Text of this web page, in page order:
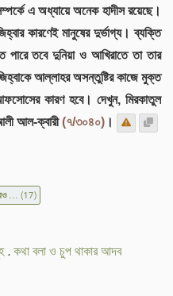
এ অধ্যায়ে অনেক হাদীস রয়েছে।
কারণেই মানুষের দুর্ভাগ্য। ব্যক্তি
তবে দুনিয়া ও আখিরাতে তা তার
আল্লাহর অসন্তুষ্টির কাজে মুক্ত
কারণ হবে। দেখুন, মিরকাতুল
আল-ক্বারী(৭/৩০৪০) ।
...(17)
.কথা বলা ও চুপ থাকার আদব